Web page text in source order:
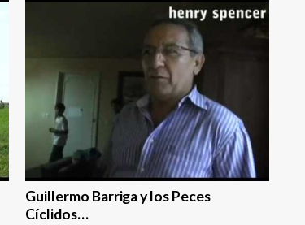
Guillermo Barriga y los Peces
Cí­clidos…